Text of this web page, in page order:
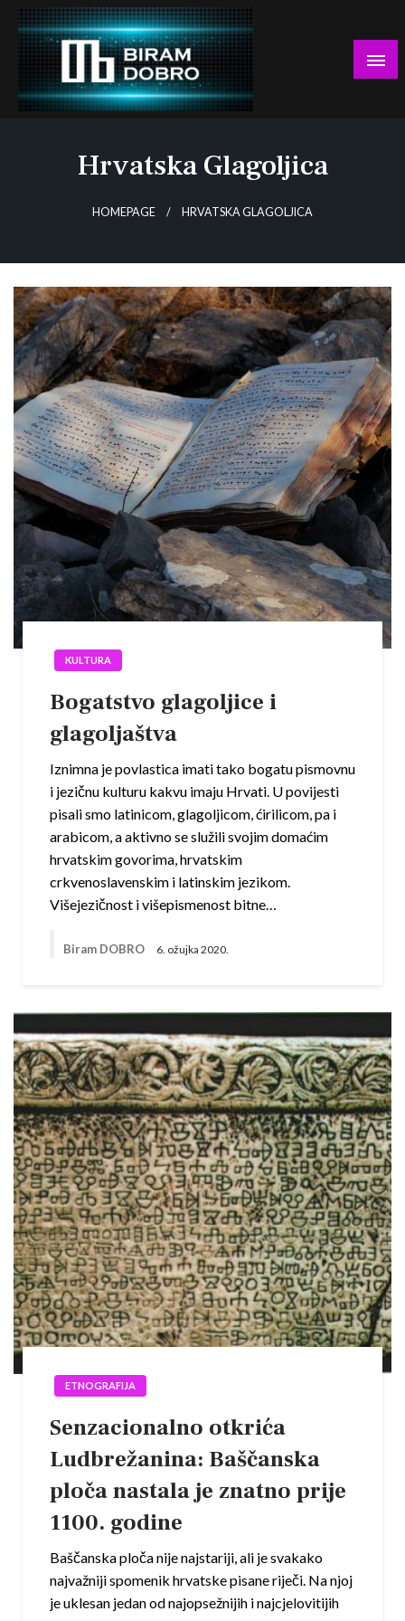
Skip
content
Hrvatska Glagoljica
HOMEPAGE HRVATSKA GLAGOLJICA
KULTURA
Bogatstvo glagoljice i
glagoljaštva
Iznimna je povlastica imati tako bogatu pismovnu
i jezičnu kulturu kakvu imaju Hrvati. U povijesti
pisali smo latinicom, glagoljicom, ćirilicom, pa i
arabicom, a aktivno se služili svojim domaćim
hrvatskim govorima, hrvatskim
crkvenoslavenskim i latinskim jezikom.
Višejezičnost i višepismenost bitne…
Biram DOBRO 6. ožujka 2020.
ETNOGRAFIJA
Senzacionalno otkrića
Ludbrežanina: Baščanska
ploča nastala je znatno prije
1100. godine
Baščanska ploča nije najstariji, ali je svakako
najvažniji spomenik hrvatske pisane riječi. Na njoj
je uklesan jedan od najopsežnijih i najcjelovitijih